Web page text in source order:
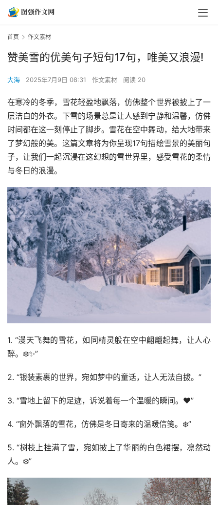
首页 作文素材
赞美雪的优美句子短句17句，唯美又浪漫!
大海 2025年7月9日 08:31 作文素材 阅读 20
在寒冷的冬季，雪花轻盈地飘落，仿佛整个世界被披上了一
层洁白的外衣。下雪的场景总是让人感到宁静和温馨，仿佛
时间都在这一刻停止了脚步。雪花在空中舞动，给大地带来
了梦幻般的美。这篇文章将为你呈现17句描绘雪景的美丽句
子，让我们一起沉浸在这幻想的雪世界里，感受雪花的柔情
与冬日的浪漫。
1. “漫天飞舞的雪花，如同精灵般在空中翩翩起舞，让人心
醉。❄️✨”
2. “银装素裹的世界，宛如梦中的童话，让人无法自拔。️”
3. “雪地上留下的足迹，诉说着每一个温暖的瞬间。❤️”
4. “窗外飘落的雪花，仿佛是冬日寄来的温暖信笺。❄️”
5. “树枝上挂满了雪，宛如披上了华丽的白色裙摆，凛然动
人。❄️”